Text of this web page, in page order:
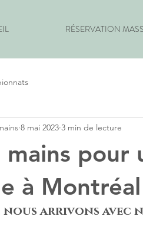
RÉSERVATION
mains pour
à Montréal
8 mai 2023 3 min de lecture
nous arrivons avec